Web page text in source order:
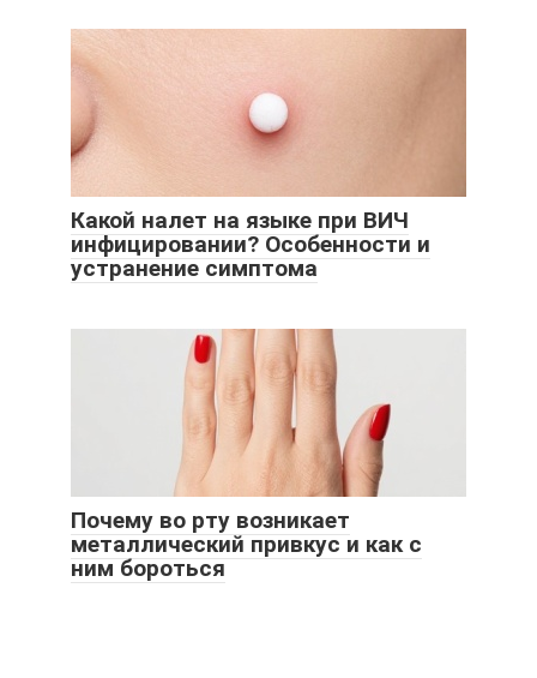
Какой налет на языке при ВИЧ
инфицировании? Особенности и
устранение симптома
Почему во рту возникает
металлический привкус и как с
ним бороться